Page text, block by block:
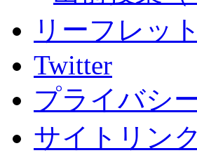
リーフレッ
Twitter
プライバシ
サイトリンク